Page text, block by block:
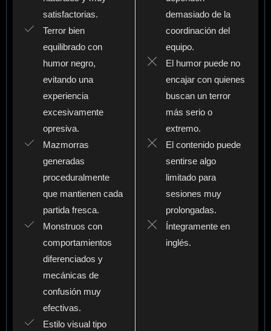
satisfactorias.
Terror bien
equilibrado con
humor negro,
evitando una
experiencia
excesivamente
opresiva.
Mazmorras
generadas
proceduralmente
que mantienen cada
partida fresca.
Monstruos con
comportamientos
diferenciados y
mecánicas de
confusión muy
efectivas.
Estilo visual tipo
demasiado de la
coordinación del
equipo.
El humor puede no
encajar con quienes
buscan un terror
más serio o
extremo.
El contenido puede
sentirse algo
limitado para
sesiones muy
prolongadas.
Íntegramente en
inglés.